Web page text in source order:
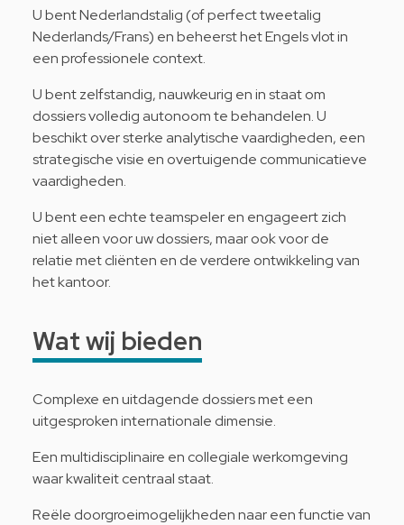
U bent Nederlandstalig (of perfect tweetalig
Nederlands/Frans) en beheerst het Engels vlot in
een professionele context.
U bent zelfstandig, nauwkeurig en in staat om
dossiers volledig autonoom te behandelen. U
beschikt over sterke analytische vaardigheden, een
strategische visie en overtuigende communicatieve
vaardigheden.
U bent een echte teamspeler en engageert zich
niet alleen voor uw dossiers, maar ook voor de
relatie met cliënten en de verdere ontwikkeling van
het kantoor.
Wat wij bieden
Complexe en uitdagende dossiers met een
uitgesproken internationale dimensie.
Een multidisciplinaire en collegiale werkomgeving
waar kwaliteit centraal staat.
Reële doorgroeimogelijkheden naar een functie van